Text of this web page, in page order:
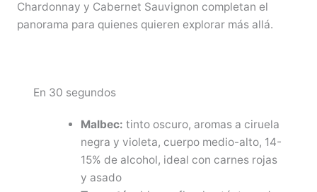
Chardonnay y Cabernet Sauvignon completan el
panorama para quienes quieren explorar más allá.
En 30 segundos
Malbec: tinto oscuro, aromas a ciruela
negra y violeta, cuerpo medio-alto, 14-
15% de alcohol, ideal con carnes rojas
y asado